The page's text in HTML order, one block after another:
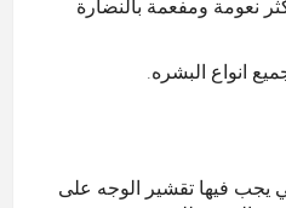
نعومة ومفعمة بالنضارة
انواع البشره.
يجب فيها تقشير الوجه على